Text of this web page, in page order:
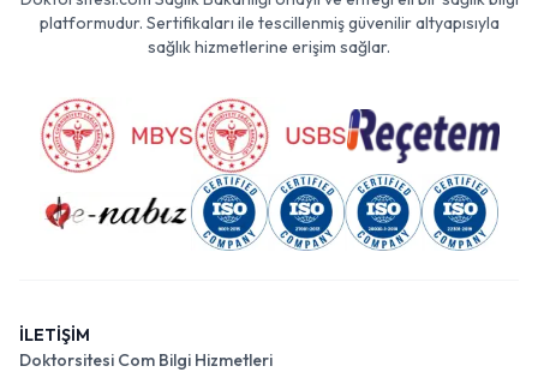
platformudur. Sertifikaları ile tescillenmiş güvenilir altyapısıyla
sağlık hizmetlerine erişim sağlar.
İLETİŞİM
Doktorsitesi Com Bilgi Hizmetleri